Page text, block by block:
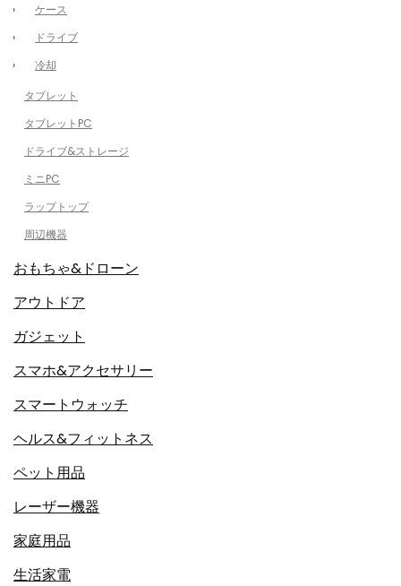
ケース
ドライブ
冷却
タブレット
タブレットPC
ドライブ&ストレージ
ミニPC
ラップトップ
周辺機器
おもちゃ&ドローン
アウトドア
ガジェット
スマホ&アクセサリー
スマートウォッチ
ヘルス&フィットネス
ペット用品
レーザー機器
家庭用品
生活家電